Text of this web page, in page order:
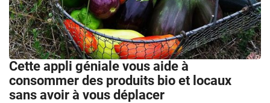
Cette appli géniale vous aide à
consommer des produits bio et locaux
sans avoir à vous déplacer